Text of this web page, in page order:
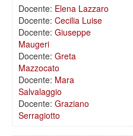
Docente: Elena Lazzaro
Docente: Cecilia Luise
Docente: Giuseppe
Maugeri
Docente: Greta
Mazzocato
Docente: Mara
Salvalaggio
Docente: Graziano
Serragiotto